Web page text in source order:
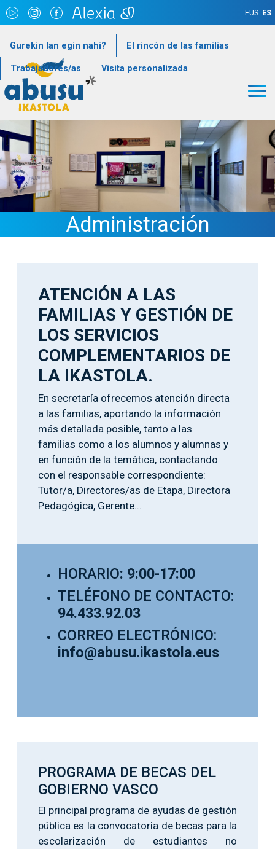
Pasar al contenido principal
EUS ES
goiburukoMenua
Gurekin lan egin nahi? El rincón de las familias
Trabajadores/as Visita personalizada
Administración
Irudia
ATENCIÓN A LAS
FAMILIAS Y GESTIÓN DE
LOS SERVICIOS
COMPLEMENTARIOS DE
LA IKASTOLA.
En secretaría ofrecemos atención directa
a las familias, aportando la información
más detallada posible, tanto a las
familias como a los alumnos y alumnas y
en función de la temática, contactando
con el responsable correspondiente:
Tutor/a, Directores/as de Etapa, Directora
Pedagógica, Gerente...
HORARIO: 9:00-17:00
TELÉFONO DE CONTACTO:
94.433.92.03
CORREO ELECTRÓNICO:
info@abusu.ikastola.eus
PROGRAMA DE BECAS DEL
GOBIERNO VASCO
El principal programa de ayudas de gestión
pública es la convocatoria de becas para la
escolarización de estudiantes no